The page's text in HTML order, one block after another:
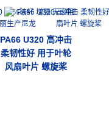
PA66 U320 高冲击
柔韧性好 用于叶轮
风扇叶片 螺旋桨